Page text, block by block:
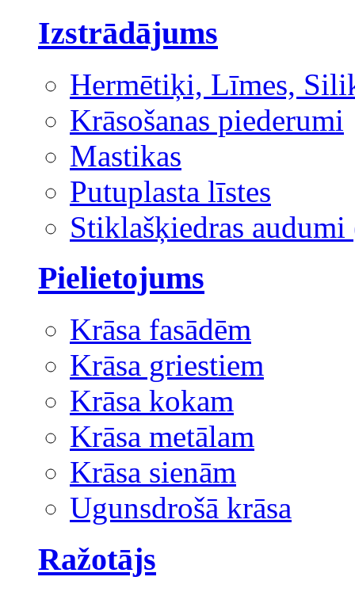
Izstrādājums
Hermētiķi, Līmes,
Krāsošanas piederumi
Mastikas
Putuplasta līstes
Stiklašķiedras audumi
Pielietojums
Krāsa fasādēm
Krāsa griestiem
Krāsa kokam
Krāsa metālam
Krāsa sienām
Ugunsdrošā krāsa
Ražotājs